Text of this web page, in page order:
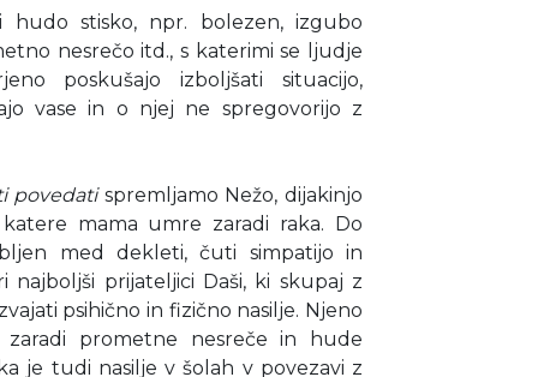
hudo stisko, npr. bolezen, izgubo
nesrečo itd., s katerimi se ljudje
poskušajo izboljšati situacijo,
vase in o njej ne spregovorijo z
povedatispremljamo Nežo, dijakinjo
mama umre zaradi raka. Do
med dekleti, čuti simpatijo in
najboljši prijateljici Daši, ki skupaj z
psihično in fizično nasilje. Njeno
prometne nesreče in hude
je tudi nasilje v šolah v povezavi z